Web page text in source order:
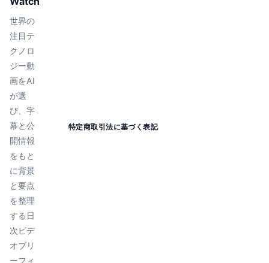
世界の
注目テ
クノロ
ジー動
画をAI
が選
び、字
幕と公
開情報
をもと
に背景
と要点
を整理
する日
次ビデ
オブリ
ーフィ
特定商取引法に基づく表記